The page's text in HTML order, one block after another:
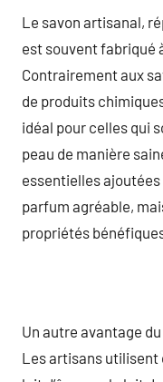
Le savon artisanal,
est souvent fabriqué
Contrairement aux
de produits
idéal pour celles qui
peau de manière
essentielles
parfum agréable,
propriétés
Un autre avantage
Les artisans utilisent